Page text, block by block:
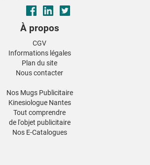
À propos
CGV
Informations légales
Plan du site
Nous contacter
Nos Mugs Publicitaire
Kinesiologue Nantes
Tout comprendre
de l'objet publicitaire
Nos E-Catalogues